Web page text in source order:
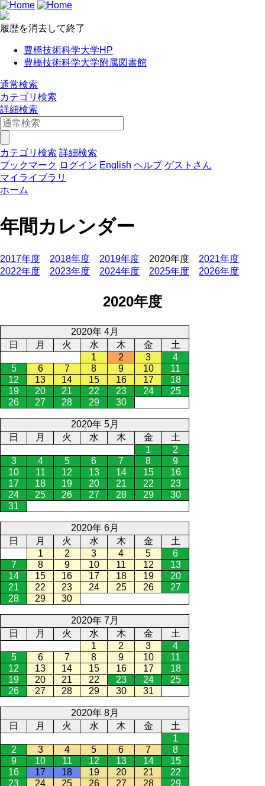
履歴を消去して終了
豊橋技術科学大学HP
豊橋技術科学大学附属図書館
通常検索
カテゴリ検索
詳細検索
カテゴリ検索 詳細検索
ブックマーク ログイン English ヘルプ ゲストさん
マイライブラリ
ホーム
年間カレンダー
2017年度 2018年度 2019年度 2020年度
2021年度
2022年度
2023年度 2024年度 2025年度 2026年度
2020年度
2020年 4月
日
月 火 水 木 金
土
1
2 3
4
5
6 7 8 9 10
11
12
13 14 15 16 17
18
19
20 21 22 23 24
25
26
27 28 29 30
2020年 5月
日
月 火 水 木 金
土
1
2
3
4 5 6 7 8
9
10
11 12 13 14 15
16
17
18 19 20 21 22
23
24
25 26 27 28 29
30
31
2020年 6月
日
月 火 水 木 金
土
1
2 3 4 5
6
7
8 9 10 11 12
13
14
15 16 17 18 19
20
21
22 23 24 25 26
27
28
29 30
2020年 7月
日
月 火 水 木 金
土
1
2 3
4
5
6 7 8 9 10
11
12
13 14 15 16 17
18
19
20 21 22 23 24
25
26
27 28 29 30 31
2020年 8月
日
月 火 水 木 金
土
1
2
3 4 5 6 7
8
9
10 11 12 13 14
15
16
17 18 19 20 21
22
23
24 25 26 27 28
29